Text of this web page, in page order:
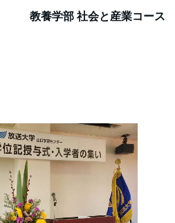
教養学部 社会と産業コース